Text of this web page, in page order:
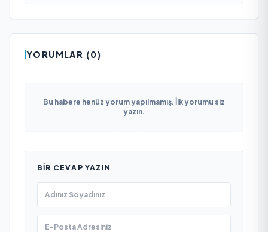
YORUMLAR (0)
Bu habere henüz yorum yapılmamış. İlk yorumu siz
yazın.
BIR CEVAP YAZIN